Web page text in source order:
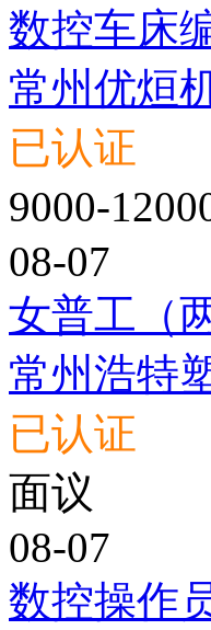
数控车床
常州优烜
已认证
9000-
08-07
女普工（
常州浩特
已认证
面议
08-07
数控操作